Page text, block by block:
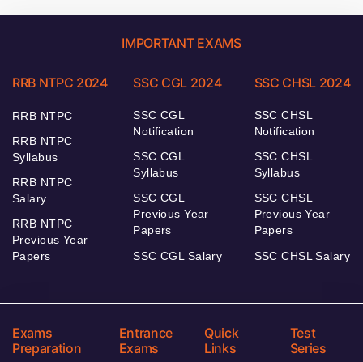
IMPORTANT EXAMS
RRB NTPC 2024
RRB NTPC
RRB NTPC
Syllabus
RRB NTPC
Salary
RRB NTPC
Previous Year
Papers
SSC CGL 2024
SSC CGL
Notification
SSC CGL
Syllabus
SSC CGL
Previous Year
Papers
SSC CGL Salary
SSC CHSL 2024
SSC CHSL
Notification
SSC CHSL
Syllabus
SSC CHSL
Previous Year
Papers
SSC CHSL Salary
Exams
Preparation
Entrance
Exams
Quick
Links
Test
Series